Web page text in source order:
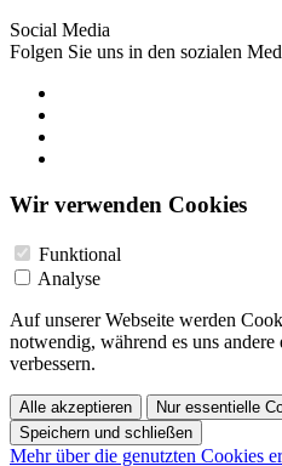
Social Media
Folgen Sie uns in den sozialen
Wir verwenden Cookies
Funktional
Analyse
Auf unserer Webseite werden
notwendig, während es uns
verbessern.
Alle akzeptieren
Nur essentielle
Speichern und schließen
Mehr über die genutzten Cookies